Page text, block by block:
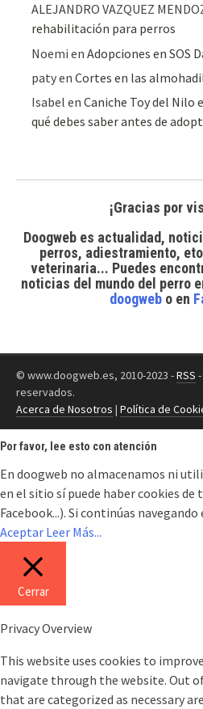
ALEJANDRO VAZQUEZ
rehabilitación para perros
Noemi enAdopciones en SOS
patyenCortes en las
Isabel enCaniche Toy del Nilo
qué debes saber antes de
¡Gracias por
Doogweb es actualidad,
perros, adiestramiento,
veterinaria... Puedes
noticias del mundo del perro
doogweb o en
© www.doogweb.es, 2010-2023 -RSS
reservados.
Acerca de Nosotros | Política de
Por favor, lee esto con atención
En doogweb no almacenamos ni
en el sitio sí puede haber cookies de
Facebook...). Si continúas
Aceptar Leer Más...
Cerrar
Privacy Overview
This website uses cookies to
navigate through the website. Out
that are categorized as necessary